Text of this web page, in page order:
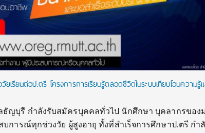
รียนต่อป.ตรี โครงการการเรียนรู้ตลอดชีวิตในระบบเทียบโอนความรู้
ธัญบุรี กำลังรับสมัครบุคคลทั่วไป นักศึกษา บุคลากรของ
การณ์ทุกช่วงวัย ผู้สูงอายุ ทั้งที่สำเร็จการศึกษาป.ตรี กำ